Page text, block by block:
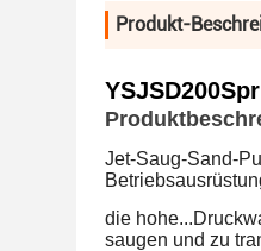
Produkt-
Jet-Saug-Sand-
die hohe...
saugen und zu